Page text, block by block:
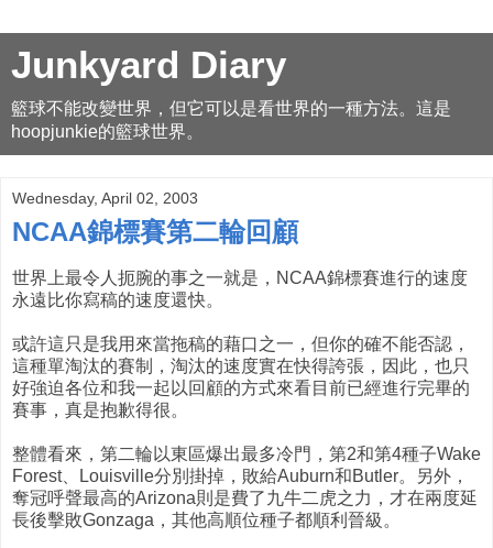
Junkyard Diary
籃球不能改變世界，但它可以是看世界的一種方法。這是
hoopjunkie的籃球世界。
Wednesday, April 02, 2003
NCAA錦標賽第二輪回顧
世界上最令人扼腕的事之一就是，NCAA錦標賽進行的速度
永遠比你寫稿的速度還快。
或許這只是我用來當拖稿的藉口之一，但你的確不能否認，
這種單淘汰的賽制，淘汰的速度實在快得誇張，因此，也只
好強迫各位和我一起以回顧的方式來看目前已經進行完畢的
賽事，真是抱歉得很。
整體看來，第二輪以東區爆出最多冷門，第2和第4種子Wake
Forest、Louisville分別掛掉，敗給Auburn和Butler。另外，
奪冠呼聲最高的Arizona則是費了九牛二虎之力，才在兩度延
長後擊敗Gonzaga，其他高順位種子都順利晉級。